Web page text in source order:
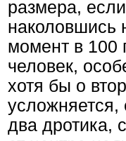
размера,
наколовшись
момент в 100
человек,
хотя бы о
усложняется,
два дротика,